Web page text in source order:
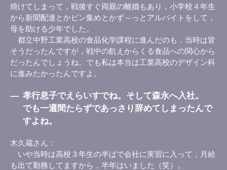
焼けてしまって，戦後すぐ両親の離婚もあり，小学校４年生
から新聞配達とかビン集めとかず～っとアルバイトをして，
母を助ける少年でした。
都立中野工業高校の食品化学課程に進んだのも，当時は皆
そうだったんですが，戦中の飢えからくる食品への関心から
だったんでしょうね。でも私は本当は工業高校のデザイン科
に進みたかったんですよ。
― 孝行息子でえらいすでね。そして森永へ入社。
でも一週間たらずであっさり辞めてしまったんで
すよね。
木久蔵さん
いや当時は高校３年生の半ばで会社に実習に入って，月給
も出て勤務してますから，半年はいました（笑）。